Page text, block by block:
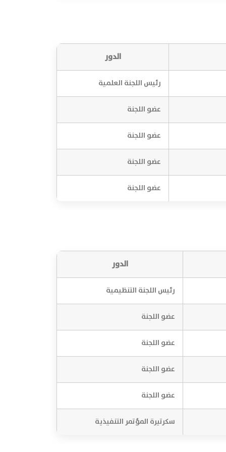
الدور
رئيس اللجنة العلمية
عضو اللجنة
عضو اللجنة
عضو اللجنة
عضو اللجنة
الدور
رئيس اللجنة التنظيمية
عضو اللجنة
عضو اللجنة
عضو اللجنة
عضو اللجنة
سكرتيرة المؤتمر التنفيذية